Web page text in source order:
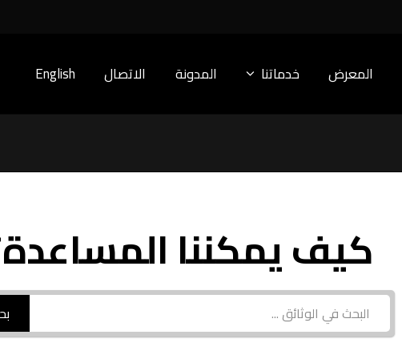
المعرض خدماتنا المدونة الاتصال English
كيف يمكننا